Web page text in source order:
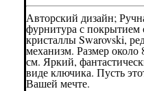
Авторский дизайн;
фурнитура с покрытием
кристаллы Swarovski,
механизм. Размер
см. Яркий,
виде ключика. Пусть
Вашей мечте.